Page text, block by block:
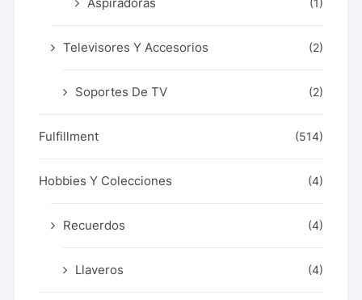
Aspiradoras (1)
Televisores Y Accesorios (2)
Soportes De TV (2)
Fulfillment (514)
Hobbies Y Colecciones (4)
Recuerdos (4)
Llaveros (4)